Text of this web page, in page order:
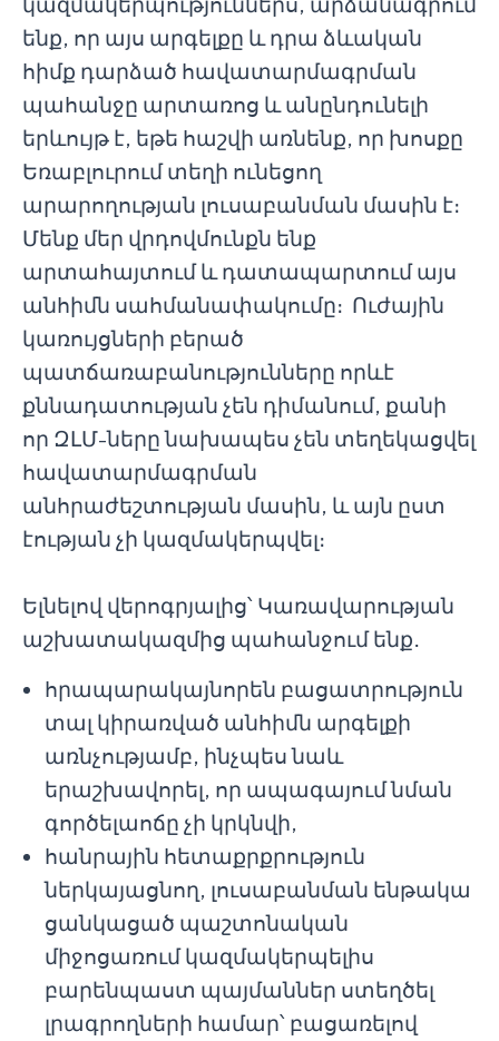
ենք, որ այս արգելքը և դրա ձևական
հիմք դարձած հավատարմագրման
պահանջը արտառոց և անընդունելի
երևույթ է, եթե հաշվի առնենք, որ խոսքը
Եռաբլուրում տեղի ունեցող
արարողության լուսաբանման մասին է։
Մենք մեր վրդովմունքն ենք
արտահայտում և դատապարտում այս
անհիմն սահմանափակումը։ Ուժային
կառույցների բերած
պատճառաբանությունները որևէ
քննադատության չեն դիմանում, քանի
որ ԶԼՄ-ները նախապես չեն տեղեկացվել
հավատարմագրման
անհրաժեշտության մասին, և այն ըստ
էության չի կազմակերպվել։
Ելնելով վերոգրյալից՝ Կառավարության
աշխատակազմից պահանջում ենք․
հրապարակայնորեն բացատրություն
տալ կիրառված անհիմն արգելքի
առնչությամբ, ինչպես նաև
երաշխավորել, որ ապագայում նման
գործելաոճը չի կրկնվի,
հանրային հետաքրքրություն
ներկայացնող, լուսաբանման ենթակա
ցանկացած պաշտոնական
միջոցառում կազմակերպելիս
բարենպաստ պայմաններ ստեղծել
լրագրողների համար՝ բացառելով